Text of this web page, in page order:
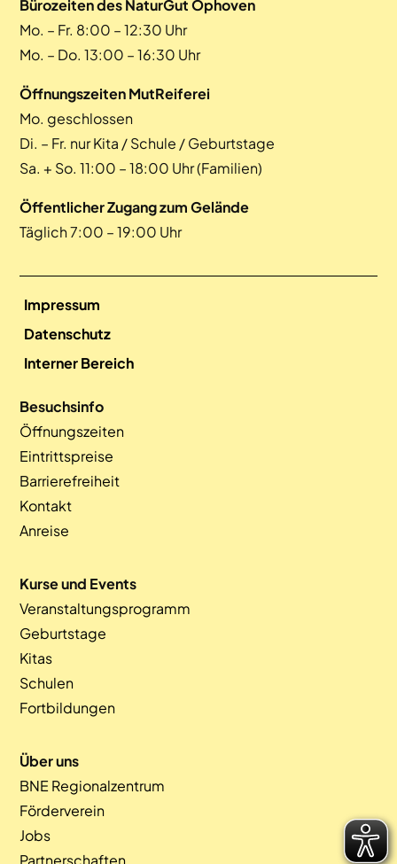
Bürozeiten des NaturGut Ophoven
Mo. – Fr. 8:00 – 12:30 Uhr
Mo. – Do. 13:00 – 16:30 Uhr
Öffnungszeiten MutReiferei
Mo. geschlossen
Di. – Fr. nur Kita / Schule / Geburtstage
Sa. + So. 11:00 – 18:00 Uhr (Familien)
Öffentlicher Zugang zum Gelände
Täglich 7:00 – 19:00 Uhr
Impressum
Datenschutz
Interner Bereich
Besuchsinfo
Öffnungszeiten
Eintrittspreise
Barrierefreiheit
Kontakt
Anreise
Kurse und Events
Veranstaltungsprogramm
Geburtstage
Kitas
Schulen
Fortbildungen
Über uns
BNE Regionalzentrum
Förderverein
Jobs
Partnerschaften